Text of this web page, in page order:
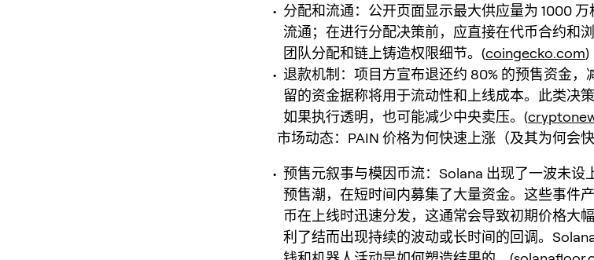
分配和流通：公开页面显示最大供应量为 1000
流通；在进行分配决策前，应直接在代币合约和
团队分配和链上铸造权限细节。(coingecko.com)
退款机制：项目方宣布退还约 80% 的预售资金
留的资金据称将用于流动性和上线成本。此类决
如果执行透明，也可能减少中央卖压。(
市场动态：PAIN 价格为何快速上涨（及其为何会快
预售元叙事与模因币流：Solana 出现了一波未设
预售潮，在短时间内募集了大量资金。这些事件
币在上线时迅速分发，这通常会导致初期价格大
利了结而出现持续的波动或长时间的回调。